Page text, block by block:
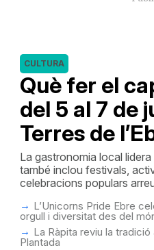
Què fer el
del 5 al 7 de
Terres de
CULTURA
La gastronomia local
també inclou festivals,
celebracions populars
L’Unicorns Pride Ebre
orgull i diversitat des del
La Ràpita reviu la
Plantada